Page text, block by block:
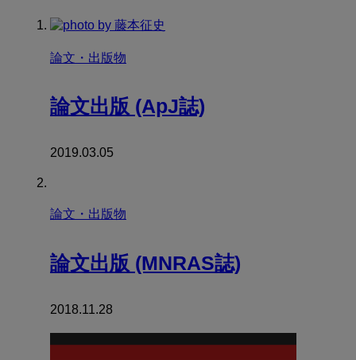
論文・出版物
論文出版 (ApJ誌)
2019.03.05
論文・出版物
論文出版 (MNRAS誌)
2018.11.28